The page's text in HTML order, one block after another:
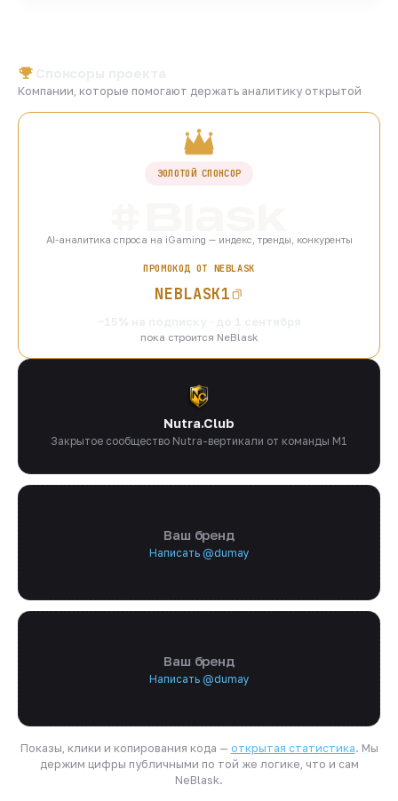
Компании, которые помогают держать аналитику открытой
ЗОЛОТОЙ СПОНСОР
AI-аналитика спроса на iGaming — индекс, тренды, конкуренты
ПРОМОКОД ОТ NEBLASK
NEBLASK1
пока строится NeBlask
Nutra.Club
Закрытое сообщество Nutra-вертикали от команды M1
Ваш бренд
Написать @dumay
Ваш бренд
Написать @dumay
Показы, клики и копирования кода — открытая статистика. Мы
держим цифры публичными по той же логике, что и сам
NeBlask.